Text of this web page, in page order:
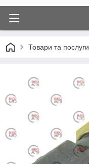
Товари та послуги